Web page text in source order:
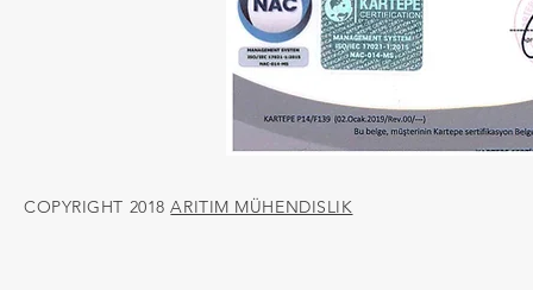
COPYRIGHT 2018ARITIM MÜHENDISLIK